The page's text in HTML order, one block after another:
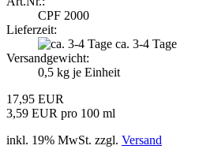
CPF 2000
Lieferzeit:
ca. 3-4 Tage
Versandgewicht:
0,5 kg je Einheit
17,95 EUR
3,59 EUR pro 100 ml
inkl. 19% MwSt. zzgl. Versand